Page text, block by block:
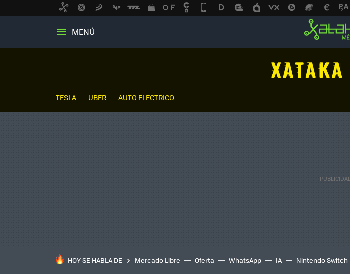
MENÚ
TESLA UBER AUTO ELECTRICO
HOY SE HABLA DE Mercado Libre Oferta WhatsApp IA Nintendo Switch